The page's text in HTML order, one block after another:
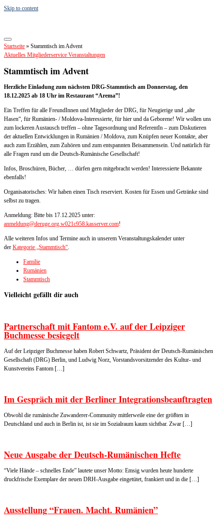
Skip to content
Startseite » Stammtisch im Advent
Aktuelles Mitgliederservice Veranstaltungen
Stammtisch im Advent
Herzliche Einladung zum nächsten DRG-Stammtisch am Donnerstag, den
18.12.2025 ab 18 Uhr im Restaurant “Arema”!
Ein Treffen für alle FreundInnen und Mitglieder der DRG, für Neugierige und „alte
Hasen“, für Rumänien- / Moldova-Interessierte, für hier und da Geborene! Wir wollen uns
zum lockeren Austausch treffen – ohne Tagesordnung und ReferentIn – zum Diskutieren
der aktuellen Entwicklungen in Rumänien / Moldova, zum Knüpfen neuer Kontakte, aber
auch zum Erzählen, zum Zuhören und zum entspannten Beisammensein. Und natürlich für
alle Fragen rund um die Deutsch-Rumänische Gesellschaft!
Infos, Broschüren, Bücher, … dürfen gern mitgebracht werden! Interessierte Bekannte
ebenfalls!
Organisatorisches: Wir haben einen Tisch reserviert. Kosten für Essen und Getränke sind
selbst zu tragen.
Anmeldung: Bitte bis 17.12.2025 unter:
anmeldung@deruge.org.w021c958.kasserver.com!
Alle weiteren Infos und Termine auch in unserem Veranstaltungskalender unter
der Kategorie „Stammtisch“.
Familie
Rumänien
Stammtisch
Vielleicht gefällt dir auch
Partnerschaft mit Fantom e.V. auf der Leipziger
Buchmesse besiegelt
Auf der Leipziger Buchmesse haben Robert Schwartz, Präsident der Deutsch-Rumänischen
Gesellschaft (DRG) Berlin, und Ludwig Norz, Vorstandsvorsitzender des Kultur- und
Kunstvereins Fantom […]
Im Gespräch mit der Berliner Integrationsbeauftragten
Obwohl die rumänische Zuwanderer-Community mittlerweile eine der größten in
Deutschland und auch in Berlin ist, ist sie im Sozialraum kaum sichtbar. Zwar […]
Neue Ausgabe der Deutsch-Rumänischen Hefte
“Viele Hände – schnelles Ende” lautete unser Motto: Emsig wurden heute hunderte
druckfrische Exemplare der neuen DRH-Ausgabe eingetütet, frankiert und in die […]
Ausstellung “Frauen. Macht. Rumänien”